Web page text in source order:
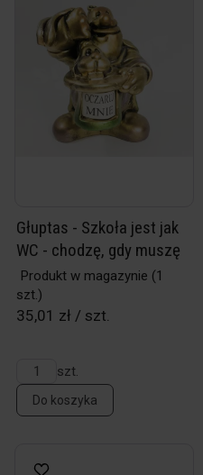
Głuptas - Szkoła jest jak
WC - chodzę, gdy muszę
Produkt w magazynie (1
szt.)
35,01 zł / szt.
szt.
Do koszyka